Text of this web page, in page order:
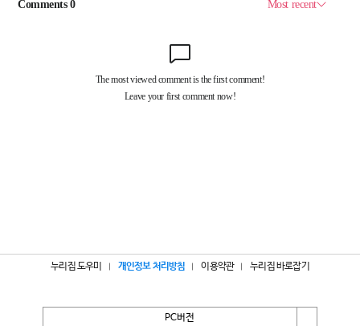
누리집 도우미 개인정보 처리방침 이용약관 누리집 바로잡기
PC버전